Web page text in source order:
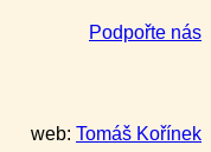
Podpořte nás
web: Tomáš Kořínek